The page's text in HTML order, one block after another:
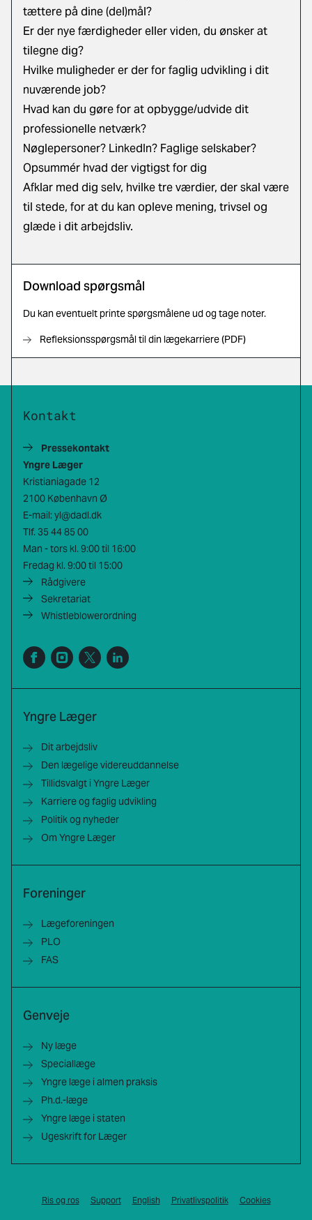
tættere på dine (del)mål?
Er der nye færdigheder eller viden, du ønsker at
tilegne dig?
Hvilke muligheder er der for faglig udvikling i dit
nuværende job?
Hvad kan du gøre for at opbygge/udvide dit
professionelle netværk?
Nøglepersoner? LinkedIn? Faglige selskaber?
Opsummér hvad der vigtigst for dig
Afklar med dig selv, hvilke tre værdier, der skal være
til stede, for at du kan opleve mening, trivsel og
glæde i dit arbejdsliv.
Download spørgsmål
Du kan eventuelt printe spørgsmålene ud og tage noter.
Refleksionsspørgsmål til din lægekarriere (PDF)
Kontakt
Pressekontakt
Yngre Læger
Kristianiagade 12
2100 København Ø
E-mail: yl@dadl.dk
Tlf. 35 44 85 00
Man - tors kl. 9:00 til 16:00
Fredag kl. 9:00 til 15:00
Rådgivere
Sekretariat
Whistleblowerordning
Yngre Læger
Dit arbejdsliv
Den lægelige videreuddannelse
Tillidsvalgt i Yngre Læger
Karriere og faglig udvikling
Politik og nyheder
Om Yngre Læger
Foreninger
Lægeforeningen
PLO
FAS
Genveje
Ny læge
Speciallæge
Yngre læge i almen praksis
Ph.d.-læge
Yngre læge i staten
Ugeskrift for Læger
Ris og ros Support English Privatlivspolitik Cookies